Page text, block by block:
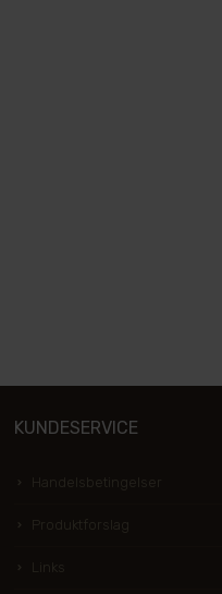
KUNDESERVICE
Handelsbetingelser
Produktforslag